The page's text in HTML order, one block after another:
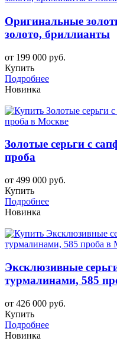
Оригинальные
золото, бриллианты
от 199 000 руб.
Купить
Подробнее
Новинка
Золотые серьги с
проба
от 499 000 руб.
Купить
Подробнее
Новинка
Эксклюзивные
турмалинами, 585
от 426 000 руб.
Купить
Подробнее
Новинка